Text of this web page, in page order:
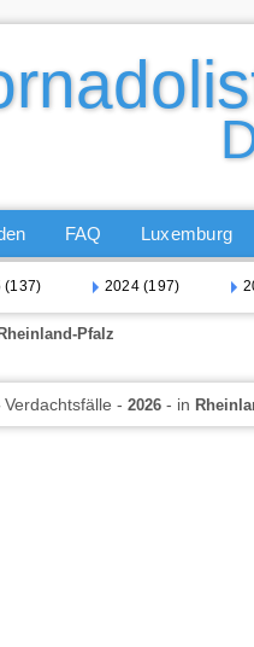
FAQ Luxemburg
(137) 2024 (197)
Pfalz
Verdachtsfälle - 2026 - in